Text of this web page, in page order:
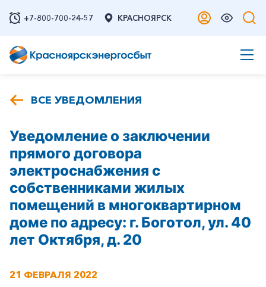
+7-800-700-24-57 КРАСНОЯРСК
ВСЕ УВЕДОМЛЕНИЯ
Уведомление о заключении
прямого договора
электроснабжения с
собственниками жилых
помещений в многоквартирном
доме по адресу: г. Боготол, ул. 40
лет Октября, д. 20
21 ФЕВРАЛЯ 2022